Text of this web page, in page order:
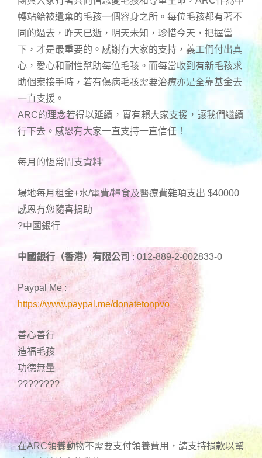
轉站給被遺棄的毛孩一個容身之所。每位毛孩都有著不
同的過去，昨天已逝，明天未知，珍惜今天，把握當
下，才是最重要的。感謝有大家的支持，義工們付出真
心，愛心和耐性幫助每位毛孩。而每當收到有新毛孩求
助個案接手時，若有傷病毛孩需要治療亦是全靠基金去
一直支援。
ARC的理念若得以延續，實有賴大家支援，讓我們繼續
行下去。感恩有大家一直支持一直信任！
每月的恆常開支資料
場地每月租金+水/電費/糧食及醫療費雜項支出 $40000
感恩有您隨喜捐助
?中國銀行
中國銀行（香港）有限公司 : 012-889-2-002833-0
Paypal Me :
https://www.paypal.me/donatetonpvo
善心善行
造福毛孩
功德無量
????????
在ARC領養動物不需要支付領養費用，請支持捐款以幫